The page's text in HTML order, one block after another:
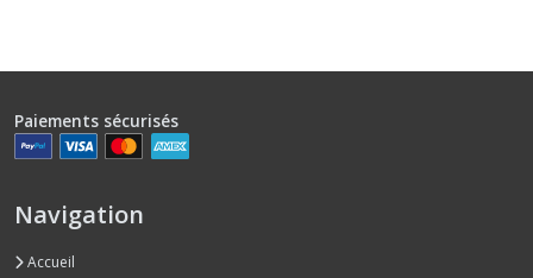
Paiements sécurisés
Navigation
Accueil